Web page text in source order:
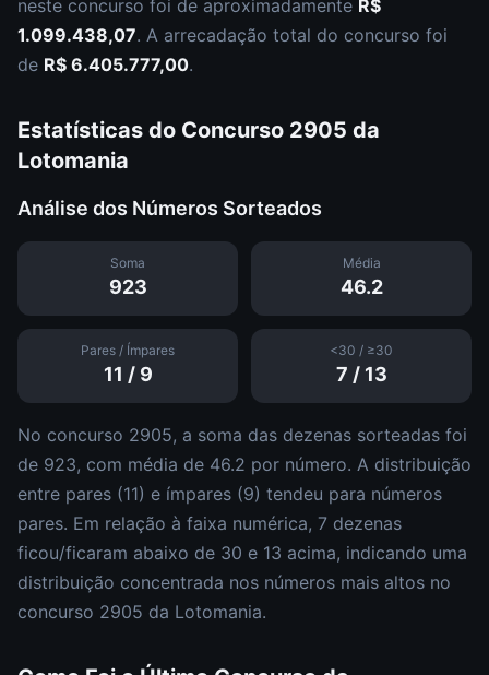
neste concurso foi de aproximadamente R$
1.099.438,07. A arrecadação total do concurso foi
de R$ 6.405.777,00.
Estatísticas do Concurso 2905 da
Lotomania
Análise dos Números Sorteados
Soma
923
Média
46.2
Pares / Ímpares
11 / 9
<30 / ≥30
7 / 13
No concurso 2905, a soma das dezenas sorteadas foi
de 923, com média de 46.2 por número. A distribuição
entre pares (11) e ímpares (9) tendeu para números
pares. Em relação à faixa numérica, 7 dezenas
ficou/ficaram abaixo de 30 e 13 acima, indicando uma
distribuição concentrada nos números mais altos no
concurso 2905 da Lotomania.